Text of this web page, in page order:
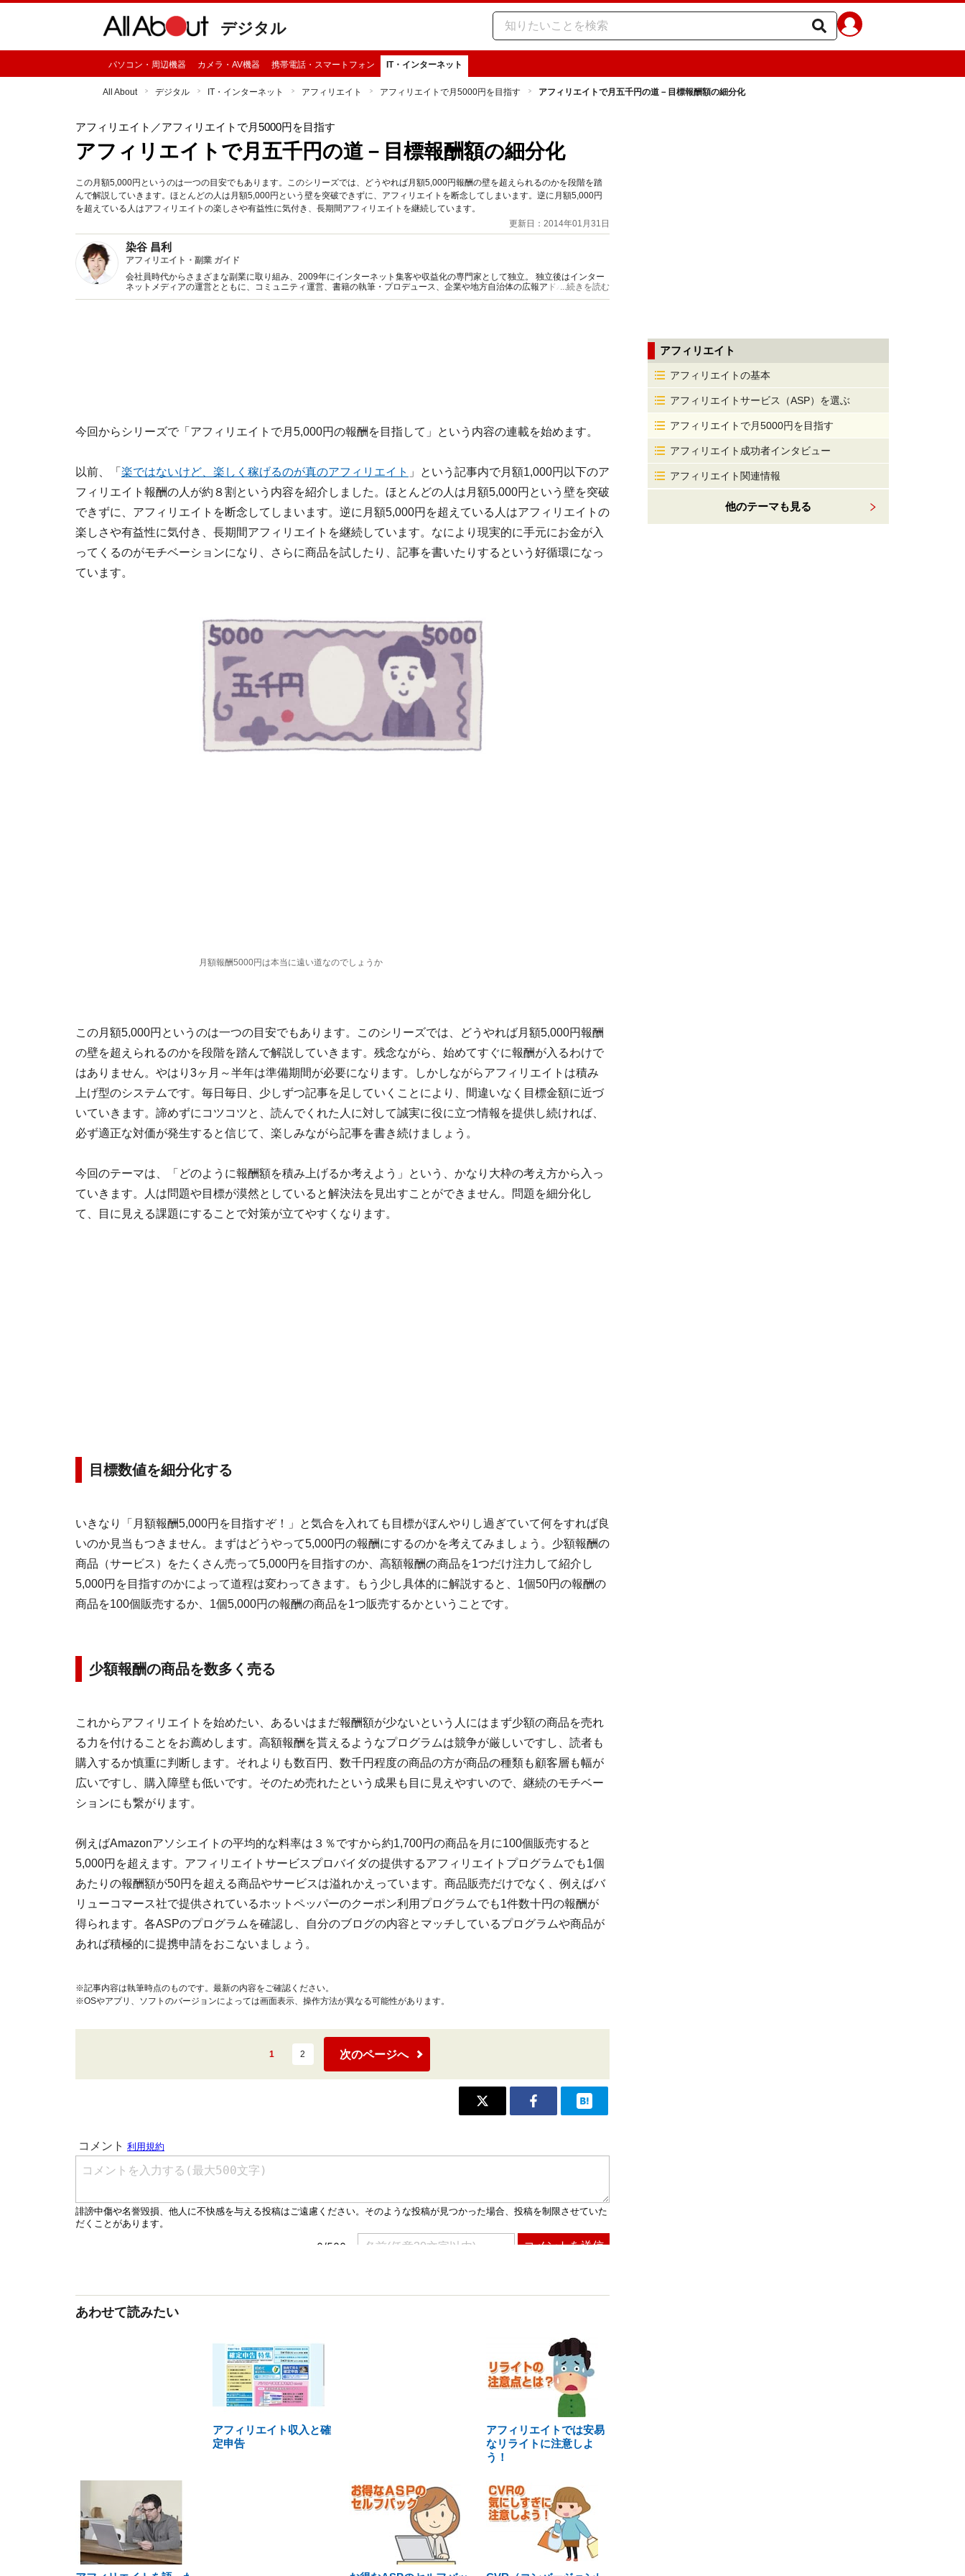
デジタル
パソコン・周辺機器 カメラ・AV機器 携帯電話・スマートフォン IT・インターネット
All About デジタル IT・インターネット アフィリエイト アフィリエイトで月5000円を目指す アフィリエイトで月五千円の道－目標報酬額の細分化
アフィリエイト ／アフィリエイトで月5000円を目指す
アフィリエイトで月五千円の道－目標報酬額の細分化
この月額5,000円というのは一つの目安でもあります。このシリーズでは、どうやれば月額5,000円報酬の壁を超えられるのかを段階を踏
んで解説していきます。ほとんどの人は月額5,000円という壁を突破できずに、アフィリエイトを断念してしまいます。逆に月額5,000円
を超えている人はアフィリエイトの楽しさや有益性に気付き、長期間アフィリエイトを継続しています。
更新日：2014年01月31日
染谷 昌利
アフィリエイト・副業 ガイド
会社員時代からさまざまな副業に取り組み、2009年にインターネット集客や収益化の専門家として独立。 独立後はインター
ネットメディアの運営とともに、コミュニティ運営、書籍の執筆・プロデュース、企業や地方自治体の広報アドバイザー、講
演活動など、複数の業務に取り組むポートフォリオワーカー。
...続きを読む
今回からシリーズで「アフィリエイトで月5,000円の報酬を目指して」という内容の連載を始めます。
以前、「 楽ではないけど、楽しく稼げるのが真のアフィリエイト 」という記事内で月額1,000円以下のア
フィリエイト報酬の人が約８割という内容を紹介しました。ほとんどの人は月額5,000円という壁を突破
できずに、アフィリエイトを断念してしまいます。逆に月額5,000円を超えている人はアフィリエイトの
楽しさや有益性に気付き、長期間アフィリエイトを継続しています。なにより現実的に手元にお金が入
ってくるのがモチベーションになり、さらに商品を試したり、記事を書いたりするという好循環になっ
ています。
月額報酬5000円は本当に遠い道なのでしょうか
この月額5,000円というのは一つの目安でもあります。このシリーズでは、どうやれば月額5,000円報酬
の壁を超えられるのかを段階を踏んで解説していきます。残念ながら、始めてすぐに報酬が入るわけで
はありません。やはり3ヶ月～半年は準備期間が必要になります。しかしながらアフィリエイトは積み
上げ型のシステムです。毎日毎日、少しずつ記事を足していくことにより、間違いなく目標金額に近づ
いていきます。諦めずにコツコツと、読んでくれた人に対して誠実に役に立つ情報を提供し続ければ、
必ず適正な対価が発生すると信じて、楽しみながら記事を書き続けましょう。
今回のテーマは、「どのように報酬額を積み上げるか考えよう」という、かなり大枠の考え方から入っ
ていきます。人は問題や目標が漠然としていると解決法を見出すことができません。問題を細分化し
て、目に見える課題にすることで対策が立てやすくなります。
目標数値を細分化する
いきなり「月額報酬5,000円を目指すぞ！」と気合を入れても目標がぼんやりし過ぎていて何をすれば良
いのか見当もつきません。まずはどうやって5,000円の報酬にするのかを考えてみましょう。少額報酬の
商品（サービス）をたくさん売って5,000円を目指すのか、高額報酬の商品を1つだけ注力して紹介し
5,000円を目指すのかによって道程は変わってきます。もう少し具体的に解説すると、1個50円の報酬の
商品を100個販売するか、1個5,000円の報酬の商品を1つ販売するかということです。
少額報酬の商品を数多く売る
これからアフィリエイトを始めたい、あるいはまだ報酬額が少ないという人にはまず少額の商品を売れ
る力を付けることをお薦めします。高額報酬を貰えるようなプログラムは競争が厳しいですし、読者も
購入するか慎重に判断します。それよりも数百円、数千円程度の商品の方が商品の種類も顧客層も幅が
広いですし、購入障壁も低いです。そのため売れたという成果も目に見えやすいので、継続のモチベー
ションにも繋がります。
例えばAmazonアソシエイトの平均的な料率は３％ですから約1,700円の商品を月に100個販売すると
5,000円を超えます。アフィリエイトサービスプロバイダの提供するアフィリエイトプログラムでも1個
あたりの報酬額が50円を超える商品やサービスは溢れかえっています。商品販売だけでなく、例えばバ
リューコマース社で提供されているホットペッパーのクーポン利用プログラムでも1件数十円の報酬が
得られます。各ASPのプログラムを確認し、自分のブログの内容とマッチしているプログラムや商品が
あれば積極的に提携申請をおこないましょう。
※記事内容は執筆時点のものです。最新の内容をご確認ください。
※OSやアプリ、ソフトのバージョンによっては画面表示、操作方法が異なる可能性があります。
1 2 次のページへ
あわせて読みたい
アフィリエイト収入と確
定申告
アフィリエイトでは安易
なリライトに注意しよ
う！
アフィリエイト
アフィリエイトの基本
アフィリエイトサービス（ASP）を選ぶ
アフィリエイトで月5000円を目指す
アフィリエイト成功者インタビュー
アフィリエイト関連情報
他のテーマも見る